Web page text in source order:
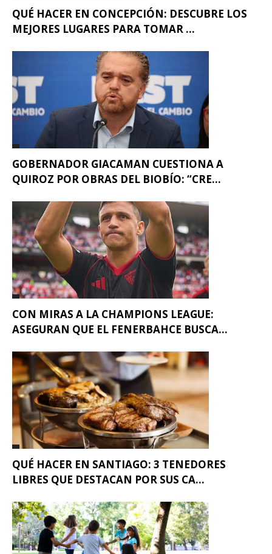
QUÉ HACER EN CONCEPCIÓN: DESCUBRE LOS
MEJORES LUGARES PARA TOMAR ...
GOBERNADOR GIACAMAN CUESTIONA A
QUIROZ POR OBRAS DEL BIOBÍO: “CRE...
CON MIRAS A LA CHAMPIONS LEAGUE:
ASEGURAN QUE EL FENERBAHCE BUSCA...
QUÉ HACER EN SANTIAGO: 3 TENEDORES
LIBRES QUE DESTACAN POR SUS CA...